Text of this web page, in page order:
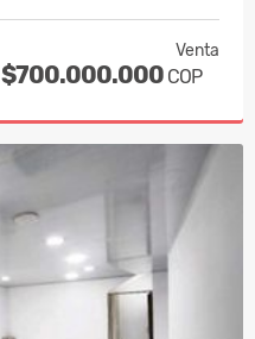
Venta
$700.000.000 COP